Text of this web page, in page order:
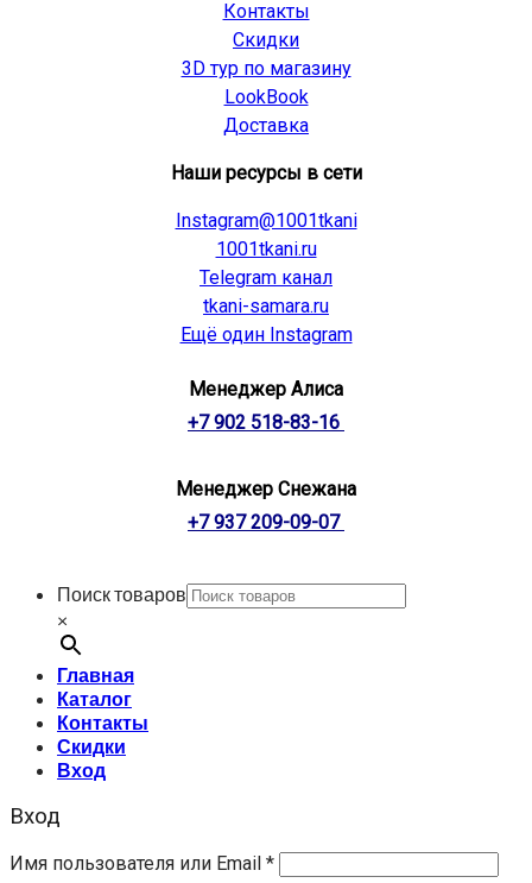
Контакты
Скидки
3D тур по магазину
LookBook
Доставка
Наши ресурсы в сети
Instagram@1001tkani
1001tkani.ru
Telegram канал
tkani-samara.ru
Ещё один Instagram
Менеджер Алиса
+7 902 518-83-16
Менеджер Снежана
+7 937 209-09-07
Поиск товаров
×
Главная
Каталог
Контакты
Скидки
Вход
Вход
Имя пользователя или Email *